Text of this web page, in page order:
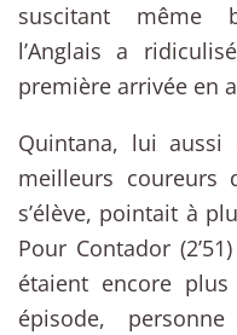
suscitant même
l’Anglais a
première arrivée en
Quintana, lui aussi
meilleurs
s’élève, pointait à
Pour Contador
étaient encore
épisode,